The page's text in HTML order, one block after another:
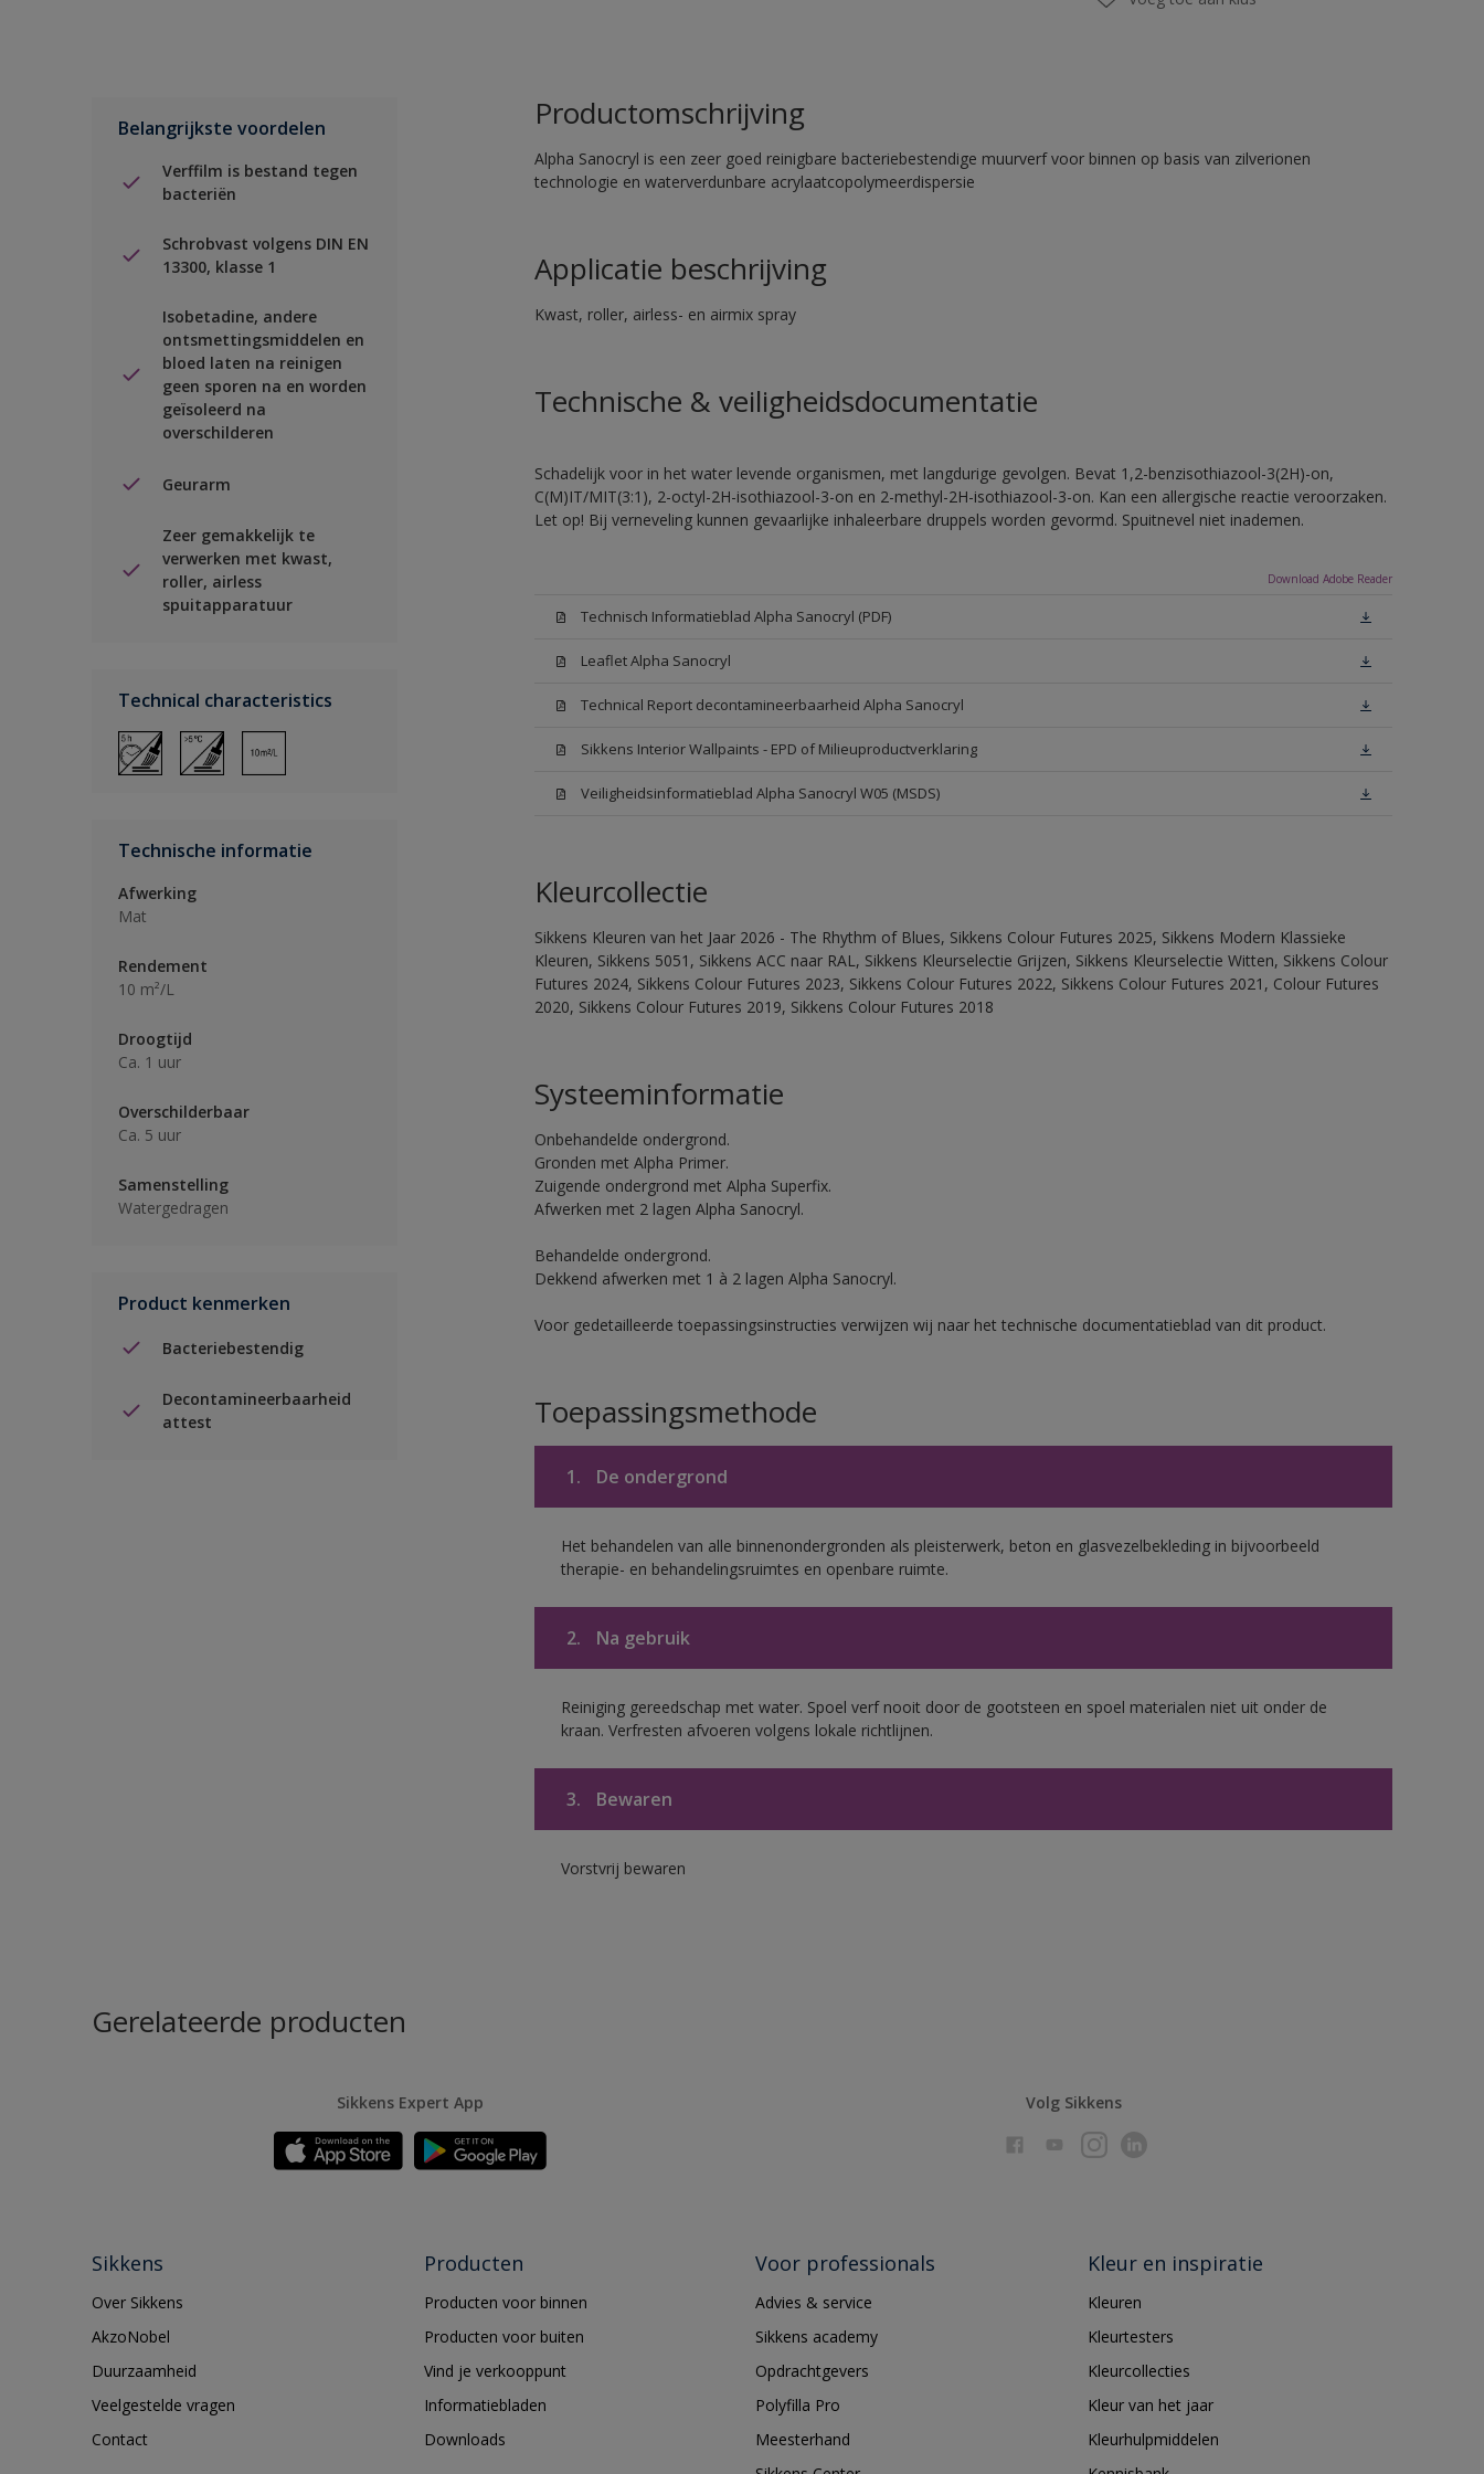
Belangrijkste voordelen
Verffilm is bestand tegen
bacteriën
Schrobvast volgens DIN EN
13300, klasse 1
Isobetadine, andere
ontsmettingsmiddelen en
bloed laten na reinigen
geen sporen na en worden
geïsoleerd na
overschilderen
Geurarm
Zeer gemakkelijk te
verwerken met kwast,
roller, airless
spuitapparatuur
Technical characteristics
Technische informatie
Afwerking
Mat
Rendement
10 m²/L
Droogtijd
Ca. 1 uur
Overschilderbaar
Ca. 5 uur
Samenstelling
Watergedragen
Product kenmerken
Bacteriebestendig
Decontamineerbaarheid
attest
Productomschrijving
Alpha Sanocryl is een zeer goed reinigbare bacteriebestendige muurverf voor binnen op basis van zilverionen
technologie en waterverdunbare acrylaatcopolymeerdispersie
Applicatie beschrijving
Kwast, roller, airless- en airmix spray
Technische & veiligheidsdocumentatie
Schadelijk voor in het water levende organismen, met langdurige gevolgen. Bevat 1,2-benzisothiazool-3(2H)-on,
C(M)IT/MIT(3:1), 2-octyl-2H-isothiazool-3-on en 2-methyl-2H-isothiazool-3-on. Kan een allergische reactie veroorzaken.
Let op! Bij verneveling kunnen gevaarlijke inhaleerbare druppels worden gevormd. Spuitnevel niet inademen.
Download Adobe Reader
Technisch Informatieblad Alpha Sanocryl (PDF)
Leaflet Alpha Sanocryl
Technical Report decontamineerbaarheid Alpha Sanocryl
Sikkens Interior Wallpaints - EPD of Milieuproductverklaring
Veiligheidsinformatieblad Alpha Sanocryl W05 (MSDS)
Kleurcollectie
Sikkens Kleuren van het Jaar 2026 - The Rhythm of Blues, Sikkens Colour Futures 2025, Sikkens Modern Klassieke
Kleuren, Sikkens 5051, Sikkens ACC naar RAL, Sikkens Kleurselectie Grijzen, Sikkens Kleurselectie Witten, Sikkens Colour
Futures 2024, Sikkens Colour Futures 2023, Sikkens Colour Futures 2022, Sikkens Colour Futures 2021, Colour Futures
2020, Sikkens Colour Futures 2019, Sikkens Colour Futures 2018
Systeeminformatie
Onbehandelde ondergrond.
Gronden met Alpha Primer.
Zuigende ondergrond met Alpha Superfix.
Afwerken met 2 lagen Alpha Sanocryl.
Behandelde ondergrond.
Dekkend afwerken met 1 à 2 lagen Alpha Sanocryl.
Voor gedetailleerde toepassingsinstructies verwijzen wij naar het technische documentatieblad van dit product.
Toepassingsmethode
1. De ondergrond
Het behandelen van alle binnenondergronden als pleisterwerk, beton en glasvezelbekleding in bijvoorbeeld
therapie- en behandelingsruimtes en openbare ruimte.
2. Na gebruik
Reiniging gereedschap met water. Spoel verf nooit door de gootsteen en spoel materialen niet uit onder de
kraan. Verfresten afvoeren volgens lokale richtlijnen.
3. Bewaren
Vorstvrij bewaren
Gerelateerde producten
Sikkens Expert App Volg Sikkens
Sikkens
Over Sikkens
AkzoNobel
Duurzaamheid
Veelgestelde vragen
Contact
Producten
Producten voor binnen
Producten voor buiten
Vind je verkooppunt
Informatiebladen
Downloads
Voor professionals
Advies & service
Sikkens academy
Opdrachtgevers
Polyfilla Pro
Meesterhand
Kleur en inspiratie
Kleuren
Kleurtesters
Kleurcollecties
Kleur van het jaar
Kleurhulpmiddelen